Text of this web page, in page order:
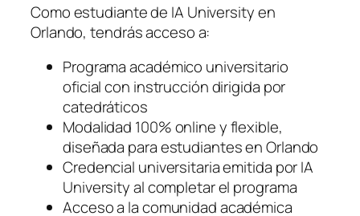
Como estudiante de IA University en
Orlando, tendrás acceso a:
Programa académico universitario
oficial con instrucción dirigida por
catedráticos
Modalidad 100% online y flexible,
diseñada para estudiantes en Orlando
Credencial universitaria emitida por IA
University al completar el programa
Acceso a la comunidad académica